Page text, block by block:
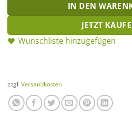
IN DEN
JETZT
Wunschliste hinzugefügen
zzgl. Versandkosten